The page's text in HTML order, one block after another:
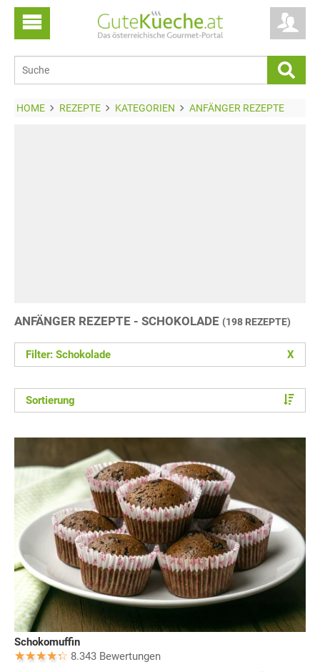
HOME REZEPTE KATEGORIEN ANFÄNGER REZEPTE
ANFÄNGER REZEPTE - SCHOKOLADE (198 REZEPTE)
Filter: Schokolade X
Sortierung
Schokomuffin
8.343 Bewertungen